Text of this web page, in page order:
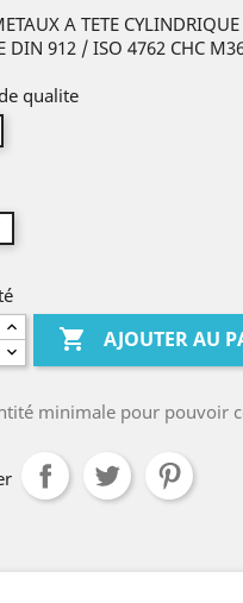
A TETE
DIN 912 / ISO 4762 CHC
qualite
 AJOUTER AU
minimale pour pouvoir